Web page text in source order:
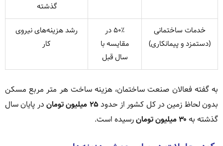
گذشته
خدمات ساختمانی
(دستمزد و پیمانکاری)
۵۰٪ در
مقایسه با
سال قبل
رشد هزینه‌های نیروی
کار
به گفته فعالان صنعت ساختمان، هزینه ساخت هر متر مربع مسکن
بدون لحاظ زمین در کل کشور از حدود ۲۵ میلیون تومان
در پایان سال
گذشته به ۳۰ میلیون تومان رسیده است.